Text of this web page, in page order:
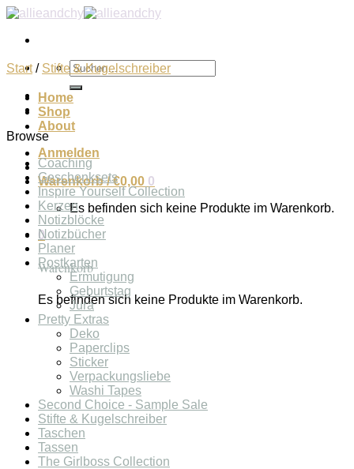
Zum
springen
Suchen
nach:
Home
Shop
About
Anmelden
Warenkorb /€0,00 0
Es befinden sich keine Produkte im Warenkorb.
0
Warenkorb
Es befinden sich keine Produkte im Warenkorb.
Start / Stifte & Kugelschreiber
Browse
Coaching
Geschenksets
Inspire Yourself Collection
Kerzen
Notizblöcke
Notizbücher
Planer
Postkarten
Ermutigung
Geburtstag
Jura
Pretty Extras
Deko
Paperclips
Sticker
Verpackungsliebe
Washi Tapes
Second Choice - Sample Sale
Stifte & Kugelschreiber
Taschen
Tassen
The Girlboss Collection